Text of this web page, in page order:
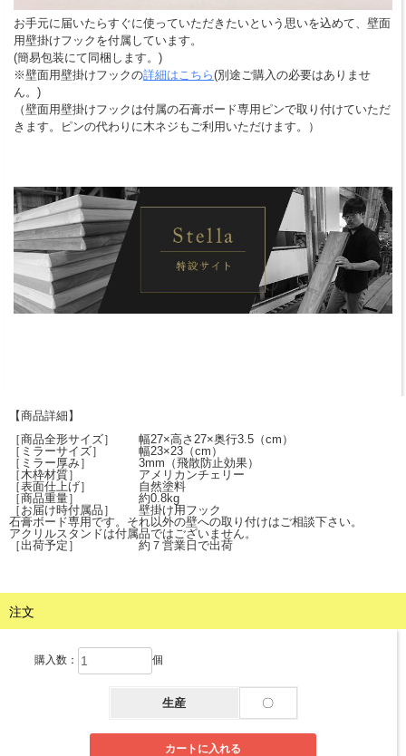
お手元に届いたらすぐに使っていただきたいという思いを込めて、壁面
用壁掛けフックを付属しています。
(簡易包装にて同梱します。)
※壁面用壁掛けフックの詳細はこちら(別途ご購入の必要はありませ
ん。)
（壁面用壁掛けフックは付属の石膏ボード専用ピンで取り付けていただ
きます。ピンの代わりに木ネジもご利用いただけます。）
【商品詳細】
［商品全形サイズ］ 幅27×高さ27×奥行3.5（cm）
［ミラーサイズ］ 幅23×23（cm）
［ミラー厚み］ 3mm（飛散防止効果）
［木枠材質］ アメリカンチェリー
［表面仕上げ］ 自然塗料
［商品重量］ 約0.8kg
［お届け時付属品］ 壁掛け用フック
石膏ボード専用です。それ以外の壁への取り付けはご相談下さい。
アクリルスタンドは付属品ではございません。
［出荷予定］ 約７営業日で出荷
注文
購入数： 個
生産 〇